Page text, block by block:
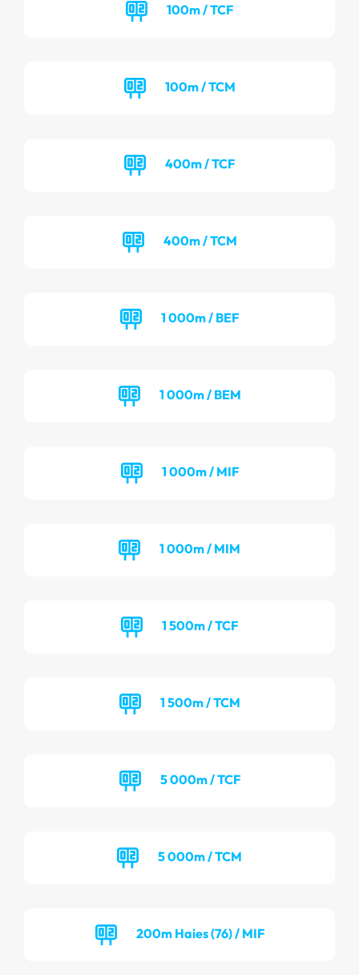
100m / TCF
100m / TCM
400m / TCF
400m / TCM
1 000m / BEF
1 000m / BEM
1 000m / MIF
1 000m / MIM
1 500m / TCF
1 500m / TCM
5 000m / TCF
5 000m / TCM
200m Haies (76) / MIF